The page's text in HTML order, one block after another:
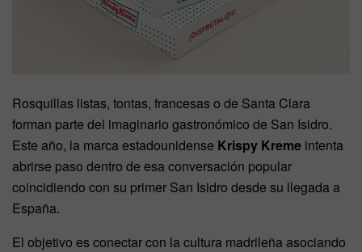
Rosquillas listas, tontas, francesas o de Santa Clara
forman parte del imaginario gastronómico de San Isidro.
Este año, la marca estadounidense Krispy Kreme intenta
abrirse paso dentro de esa conversación popular
coincidiendo con su primer San Isidro desde su llegada a
España.
El objetivo es conectar con la cultura madrileña asociando